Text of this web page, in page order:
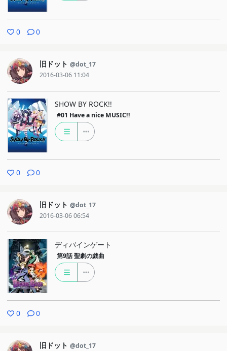
0 0
旧ドット @dot_17
2016-03-06 11:04
SHOW BY ROCK!!
#01 Have a nice MUSIC!!
0 0
旧ドット @dot_17
2016-03-06 06:54
ディバインゲート
第9話 聖劇の戯曲
0 0
旧ドット @dot_17